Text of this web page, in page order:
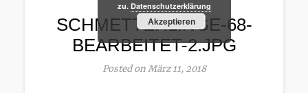
SCHMETTERLINGE-68-
BEARBEITET-2.JPG
Posted on März 11, 2018
zu. Datenschutzerklärung
Akzeptieren